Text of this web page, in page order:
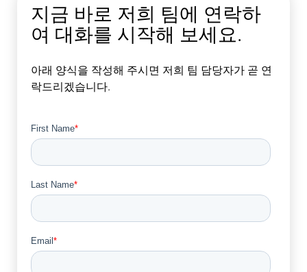
지금 바로 저희 팀에 연락하
여 대화를 시작해 보세요.
아래 양식을 작성해 주시면 저희 팀 담당자가 곧 연
락드리겠습니다.